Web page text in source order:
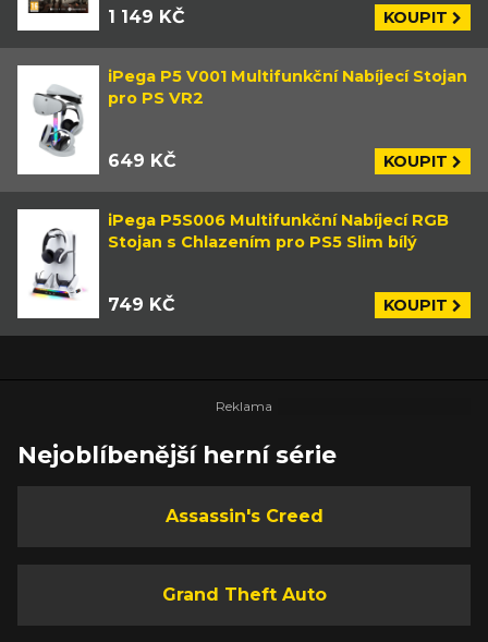
1 149 KČ KOUPIT
iPega P5 V001 Multifunkční Nabíjecí Stojan
pro PS VR2
649 KČ KOUPIT
iPega P5S006 Multifunkční Nabíjecí RGB
Stojan s Chlazením pro PS5 Slim bílý
749 KČ KOUPIT
Nejoblíbenější herní série
Assassin's Creed
Grand Theft Auto